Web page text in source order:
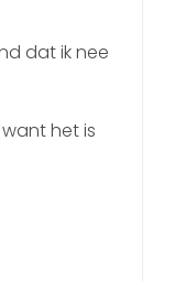
dat ik nee
het is